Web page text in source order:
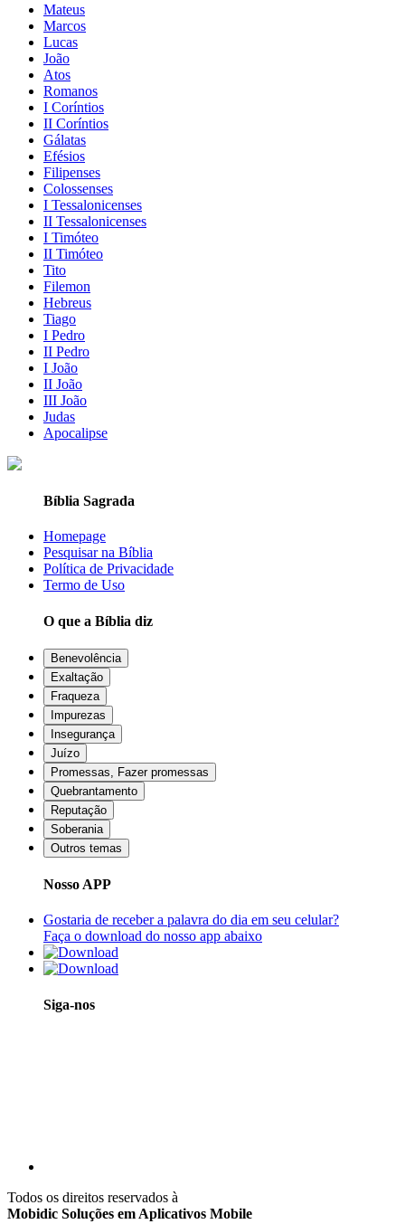
Mateus
Marcos
Lucas
João
Atos
Romanos
I Coríntios
II Coríntios
Gálatas
Efésios
Filipenses
Colossenses
I Tessalonicenses
II Tessalonicenses
I Timóteo
II Timóteo
Tito
Filemon
Hebreus
Tiago
I Pedro
II Pedro
I João
II João
III João
Judas
Apocalipse
Bíblia Sagrada
Homepage
Pesquisar na Bíblia
Política de Privacidade
Termo de Uso
O que a Bíblia diz
Benevolência
Exaltação
Fraqueza
Impurezas
Insegurança
Juízo
Promessas, Fazer promessas
Quebrantamento
Reputação
Soberania
Outros temas
Nosso APP
Gostaria de receber a palavra do dia em seu celular?
Faça o download do nosso app abaixo
Siga-nos
Todos os direitos reservados à
Mobidic Soluções em Aplicativos Mobile